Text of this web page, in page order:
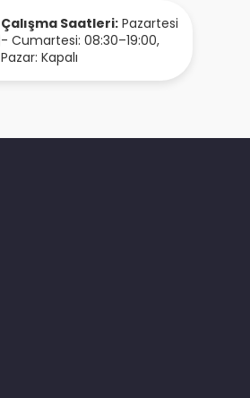
Çalışma Saatleri: Pazartesi
- Cumartesi: 08:30–19:00,
Pazar: Kapalı